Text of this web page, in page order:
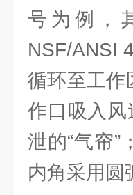
号为例，
NSF/ANSI
循环至工作
作口吸入
泄的“气帘
内角采用圆